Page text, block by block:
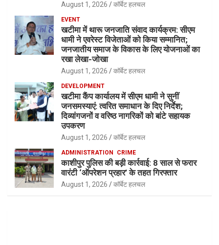
August 1, 2026 कॉर्बेट हलचल
EVENT
खटीमा में थारू जनजाति संवाद कार्यक्रम: सीएम
धामी ने एवरेस्ट विजेताओं को किया सम्मानित;
जनजातीय समाज के विकास के लिए योजनाओं का
रखा लेखा-जोखा
August 1, 2026 कॉर्बेट हलचल
DEVELOPMENT
खटीमा कैंप कार्यालय में सीएम धामी ने सुनीं
जनसमस्याएं: त्वरित समाधान के दिए निर्देश;
दिव्यांगजनों व वरिष्ठ नागरिकों को बांटे सहायक
उपकरण
August 1, 2026 कॉर्बेट हलचल
ADMINISTRATION CRIME
काशीपुर पुलिस की बड़ी कार्रवाई: 8 साल से फरार
वारंटी ‘ऑपरेशन प्रहार’ के तहत गिरफ्तार
August 1, 2026 कॉर्बेट हलचल